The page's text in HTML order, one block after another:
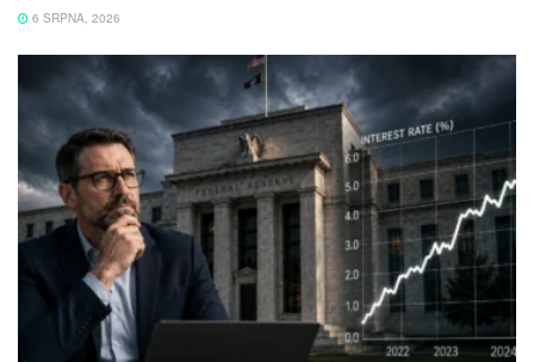
6 SRPNA, 2026